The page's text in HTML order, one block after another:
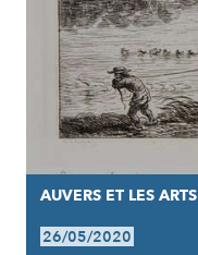
AUVERS ET LES ARTS
26/05/2020